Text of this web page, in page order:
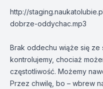
http://
dobrze-oddychac.mp3
Brak oddechu wiąże się ze
kontrolujemy, chociaż
częstotliwość. Możemy
Przez chwilę, bo – wbrew